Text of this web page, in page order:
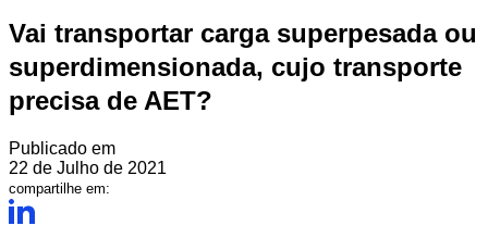
Vai transportar carga superpesada ou
superdimensionada, cujo transporte
precisa de AET?
Publicado em
22 de Julho de 2021
compartilhe em: